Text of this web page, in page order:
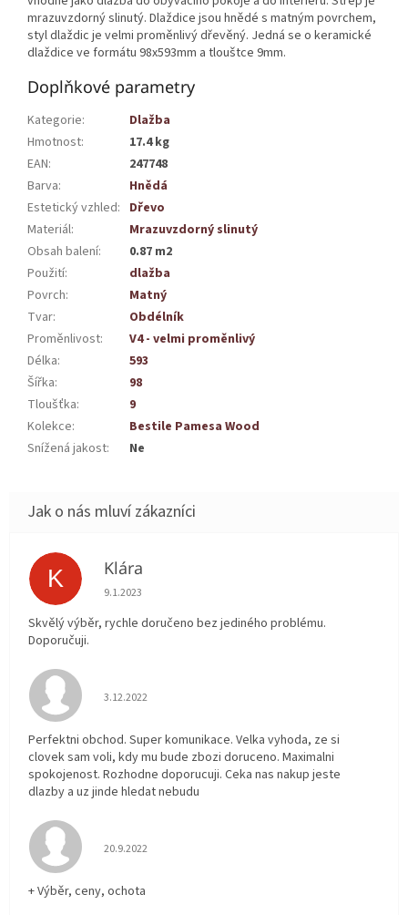
mrazuvzdorný slinutý. Dlaždice jsou hnědé s matným povrchem,
styl dlaždic je velmi proměnlivý dřevěný. Jedná se o keramické
dlaždice ve formátu 98x593mm a tlouštce 9mm.
Doplňkové parametry
Kategorie:
Dlažba
Hmotnost:
17.4 kg
EAN:
247748
Barva:
Hnědá
Estetický vzhled: Dřevo
Materiál:
Mrazuvzdorný slinutý
Obsah balení:
0.87 m2
Použití:
dlažba
Povrch:
Matný
Tvar:
Obdélník
Proměnlivost:
V4 - velmi proměnlivý
Délka:
593
Šířka:
98
Tloušťka:
9
Kolekce:
Bestile Pamesa Wood
Snížená jakost: Ne
K Klára
Hodnocení obchodu je 5 z 5 hvězdiček.
9.1.2023
Skvělý výběr, rychle doručeno bez jediného problému.
Doporučuji.
Hodnocení obchodu je 5 z 5 hvězdiček.
3.12.2022
Perfektni obchod. Super komunikace. Velka vyhoda, ze si
clovek sam voli, kdy mu bude zbozi doruceno. Maximalni
spokojenost. Rozhodne doporucuji. Ceka nas nakup jeste
dlazby a uz jinde hledat nebudu
Hodnocení obchodu je 5 z 5 hvězdiček.
20.9.2022
+ Výběr, ceny, ochota